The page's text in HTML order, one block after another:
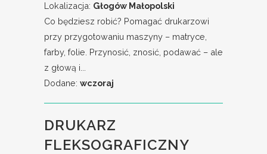
Lokalizacja: Głogów Małopolski
Co będziesz robić? Pomagać drukarzowi
przy przygotowaniu maszyny – matryce,
farby, folie. Przynosić, znosić, podawać – ale
z głową i...
Dodane: wczoraj
DRUKARZ
FLEKSOGRAFICZNY